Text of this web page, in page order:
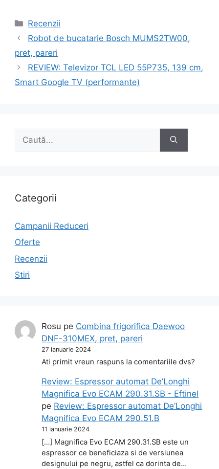
Categorii
Recenzii
Navigare
articole
Robot de bucatarie Bosch MUMS2TW00,
pret, pareri
REVIEW: Televizor TCL LED 55P735, 139 cm,
Smart Google TV (performante)
după:
Categorii
Campanii Reduceri
Oferte
Recenzii
Stiri
Rosu pe Combina frigorifica Daewoo
DNF-310MEX, pret, pareri
27 ianuarie 2024
Ati primit vreun raspuns la comentariile dvs?
Review: Espressor automat De’Longhi
Magnifica Evo ECAM 290.31.SB - Eftinel
pe Review: Espressor automat De’Longhi
Magnifica Evo ECAM 290.51.B
11 ianuarie 2024
[…] Magnifica Evo ECAM 290.31.SB este un
espressor ce beneficiaza si de versiunea
designului pe negru, astfel ca dorinta de…